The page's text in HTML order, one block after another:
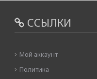
ССЫЛКИ
Мой аккаунт
Политика